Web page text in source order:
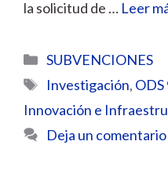
la solicitud de … Leer
Categorías
SUBVENCIONES
Etiquetas
Investigación, ODS
Innovación e
Deja un comentario